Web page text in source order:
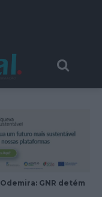
Odemira: GNR detém